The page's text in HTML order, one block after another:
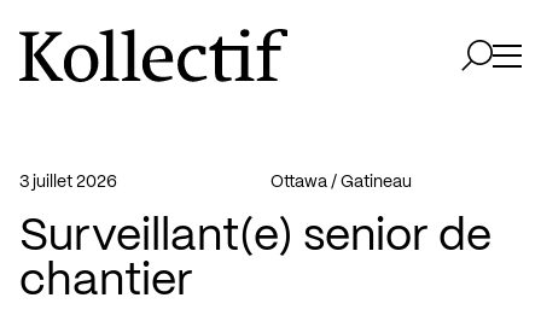
Aller à la page d'accueil
Logo Kollectif
3 juillet 2026 Ottawa / Gatineau
Surveillant(e) senior de
chantier